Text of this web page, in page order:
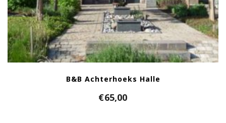
B&B Achterhoeks Halle
€65,00